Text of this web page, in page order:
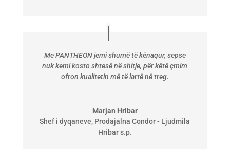
Me PANTHEON jemi shumë të kënaqur, sepse
nuk kemi kosto shtesë në shitje, për këtë çmim
ofron kualitetin më të lartë në treg.
Marjan Hribar
Shef i dyqaneve, Prodajalna Condor - Ljudmila
Hribar s.p.